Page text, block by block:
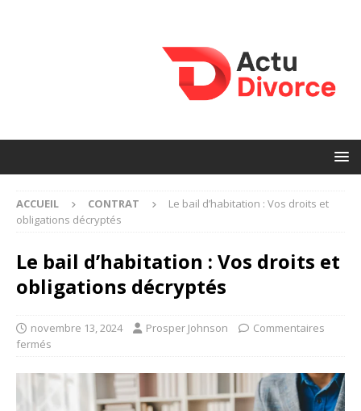
ACCUEIL CONTRAT
Le bail d’habitation : Vos droits et
obligations décryptés
Le bail d’habitation : Vos droits et
obligations décryptés
novembre 13, 2024 Prosper Johnson
Commentaires
fermés